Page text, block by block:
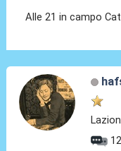
Alle 21 in campo